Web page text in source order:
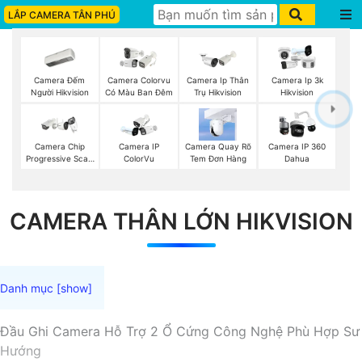
LẮP CAMERA TÂN PHÚ
Camera Đếm
Người Hikvision
Camera Colorvu
Có Màu Ban Đêm
Camera Ip Thân
Trụ Hikvision
Camera Ip 3k
Hikvision
Camera Chip
Progressive Scan
Camera IP
ColorVu
Camera Quay Rõ
Tem Đơn Hàng
Camera IP 360
Dahua
CAMERA THÂN LỚN HIKVISION
Đầu Ghi Camera Hỗ Trợ 2 Ổ Cứng Công Nghệ Phù Hợp Sư
Hướng